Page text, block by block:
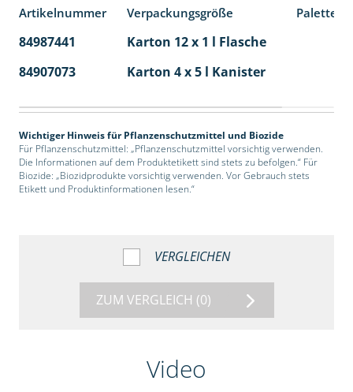
Artikelnummer Verpackungsgröße
84987441 Karton 12 x 1 l Flasche
84907073
Karton 4 x 5 l Kanister
Wichtiger Hinweis für Pflanzenschutzmittel und Biozide
Für Pflanzenschutzmittel: „Pflanzenschutzmittel vorsichtig verwenden.
Die Informationen auf dem Produktetikett sind stets zu befolgen.“ Für
Biozide: „Biozidprodukte vorsichtig verwenden. Vor Gebrauch stets
Etikett und Produktinformationen lesen.“
VERGLEICHEN
ZUM VERGLEICH (0)
Video